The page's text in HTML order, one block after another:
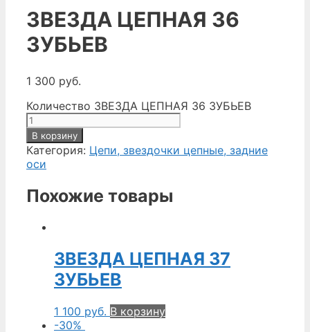
ЗВЕЗДА ЦЕПНАЯ 36
ЗУБЬЕВ
1 300 руб.
Количество ЗВЕЗДА ЦЕПНАЯ 36 ЗУБЬЕВ
В корзину
Категория: Цепи, звездочки цепные, задние
оси
Похожие товары
ЗВЕЗДА ЦЕПНАЯ 37
ЗУБЬЕВ
1 100 руб. В корзину
-30%